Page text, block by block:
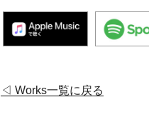
◁ Works一覧に戻る